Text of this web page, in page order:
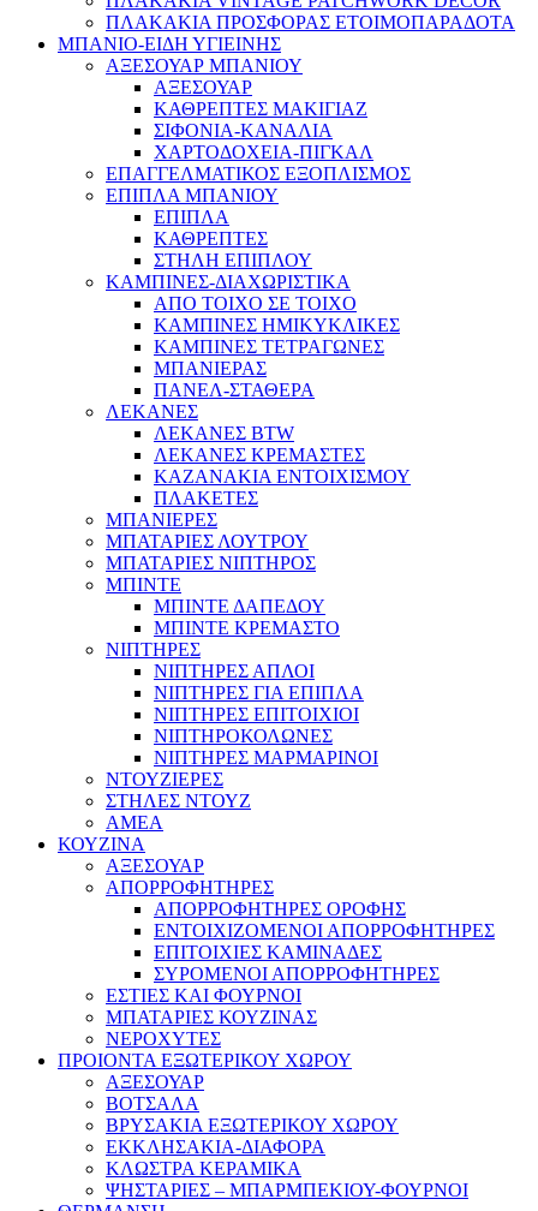
ΠΛΑΚΑΚΙΑ ΠΡΟΣΦΟΡΑΣ ΕΤΟΙΜΟΠΑΡΑΔΟΤΑ
ΜΠΑΝΙΟ-ΕΙΔΗ ΥΓΙΕΙΝΗΣ
ΑΞΕΣΟΥΑΡ ΜΠΑΝΙΟΥ
ΑΞΕΣΟΥΑΡ
ΚΑΘΡΕΠΤΕΣ ΜΑΚΙΓΙΑΖ
ΣΙΦΟΝΙΑ-ΚΑΝΑΛΙΑ
ΧΑΡΤΟΔΟΧΕΙΑ-ΠΙΓΚΑΛ
ΕΠΑΓΓΕΛΜΑΤΙΚΟΣ ΕΞΟΠΛΙΣΜΟΣ
ΕΠΙΠΛΑ ΜΠΑΝΙΟΥ
ΕΠΙΠΛΑ
ΚΑΘΡΕΠΤΕΣ
ΣΤΗΛΗ ΕΠΙΠΛΟΥ
ΚΑΜΠΙΝΕΣ-ΔΙΑΧΩΡΙΣΤΙΚΑ
ΑΠΟ ΤΟΙΧΟ ΣΕ ΤΟΙΧΟ
ΚΑΜΠΙΝΕΣ ΗΜΙΚΥΚΛΙΚΕΣ
ΚΑΜΠΙΝΕΣ ΤΕΤΡΑΓΩΝΕΣ
ΜΠΑΝΙΕΡΑΣ
ΠΑΝΕΛ-ΣΤΑΘΕΡΑ
ΛΕΚΑΝΕΣ
ΛΕΚΑΝΕΣ BTW
ΛΕΚΑΝΕΣ ΚΡΕΜΑΣΤΕΣ
ΚΑΖΑΝΑΚΙΑ ΕΝΤΟΙΧΙΣΜΟΥ
ΠΛΑΚΕΤΕΣ
ΜΠΑΝΙΕΡΕΣ
ΜΠΑΤΑΡΙΕΣ ΛΟΥΤΡΟΥ
ΜΠΑΤΑΡΙΕΣ ΝΙΠΤΗΡΟΣ
ΜΠΙΝΤΕ
ΜΠΙΝΤΕ ΔΑΠΕΔΟΥ
ΜΠΙΝΤΕ ΚΡΕΜΑΣΤΟ
ΝΙΠΤΗΡΕΣ
ΝΙΠΤΗΡΕΣ ΑΠΛΟΙ
ΝΙΠΤΗΡΕΣ ΓΙΑ ΕΠΙΠΛΑ
ΝΙΠΤΗΡΕΣ ΕΠΙΤΟΙΧΙΟΙ
ΝΙΠΤΗΡΟΚΟΛΩΝΕΣ
ΝΙΠΤΗΡΕΣ ΜΑΡΜΑΡΙΝΟΙ
ΝΤΟΥΖΙΕΡΕΣ
ΣΤΗΛΕΣ ΝΤΟΥΖ
ΑΜΕΑ
ΚΟΥΖΙΝΑ
ΑΞΕΣΟΥΑΡ
ΑΠΟΡΡΟΦΗΤΗΡΕΣ
ΑΠΟΡΡΟΦΗΤΗΡΕΣ ΟΡΟΦΗΣ
ΕΝΤΟΙΧΙΖΟΜΕΝΟΙ ΑΠΟΡΡΟΦΗΤΗΡΕΣ
ΕΠΙΤΟΙΧΙΕΣ ΚΑΜΙΝΑΔΕΣ
ΣΥΡΟΜΕΝΟΙ ΑΠΟΡΡΟΦΗΤΗΡΕΣ
ΕΣΤΙΕΣ ΚΑΙ ΦΟΥΡΝΟΙ
ΜΠΑΤΑΡΙΕΣ ΚΟΥΖΙΝΑΣ
ΝΕΡΟΧΥΤΕΣ
ΠΡΟΙΟΝΤΑ ΕΞΩΤΕΡΙΚΟΥ ΧΩΡΟΥ
ΑΞΕΣΟΥΑΡ
ΒΟΤΣΑΛΑ
ΒΡΥΣΑΚΙΑ ΕΞΩΤΕΡΙΚΟΥ ΧΩΡΟΥ
ΕΚΚΛΗΣΑΚΙΑ-ΔΙΑΦΟΡΑ
ΚΛΩΣΤΡΑ ΚΕΡΑΜΙΚΑ
ΨΗΣΤΑΡΙΕΣ – ΜΠΑΡΜΠΕΚΙΟΥ-ΦΟΥΡΝΟΙ